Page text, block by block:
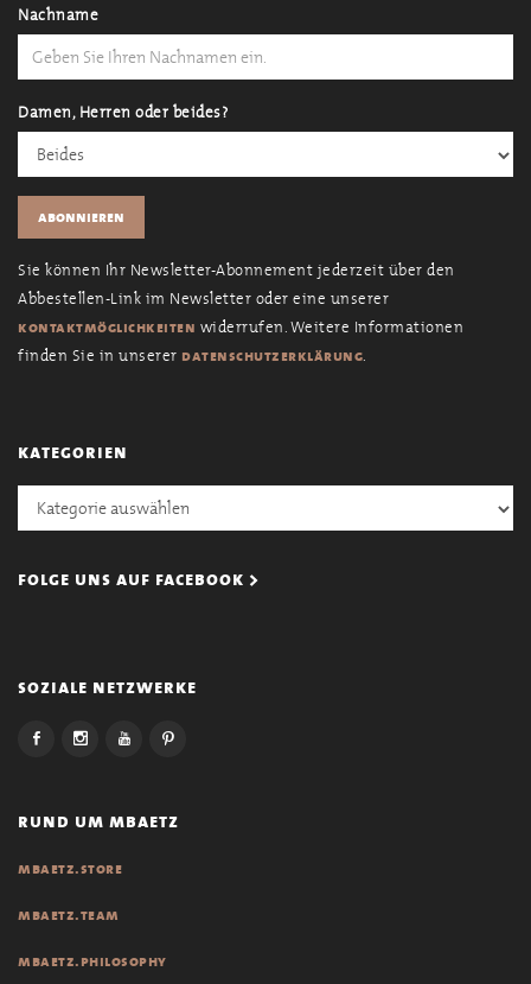
Nachname
Damen, Herren oder beides?
Sie können Ihr Newsletter-Abonnement jederzeit über den
Abbestellen-Link im Newsletter oder eine unserer
kontaktmöglichkeiten widerrufen. Weitere Informationen
finden Sie in unserer datenschutzerklärung.
kategorien
Kategorien
folge uns auf facebook >
soziale netzwerke
rund um mbaetz
mbaetz.store
mbaetz.team
mbaetz.philosophy